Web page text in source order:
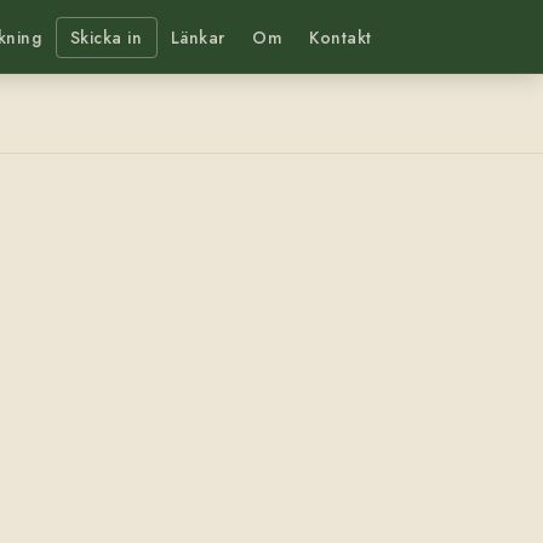
Skicka in Länkar Om Kontakt